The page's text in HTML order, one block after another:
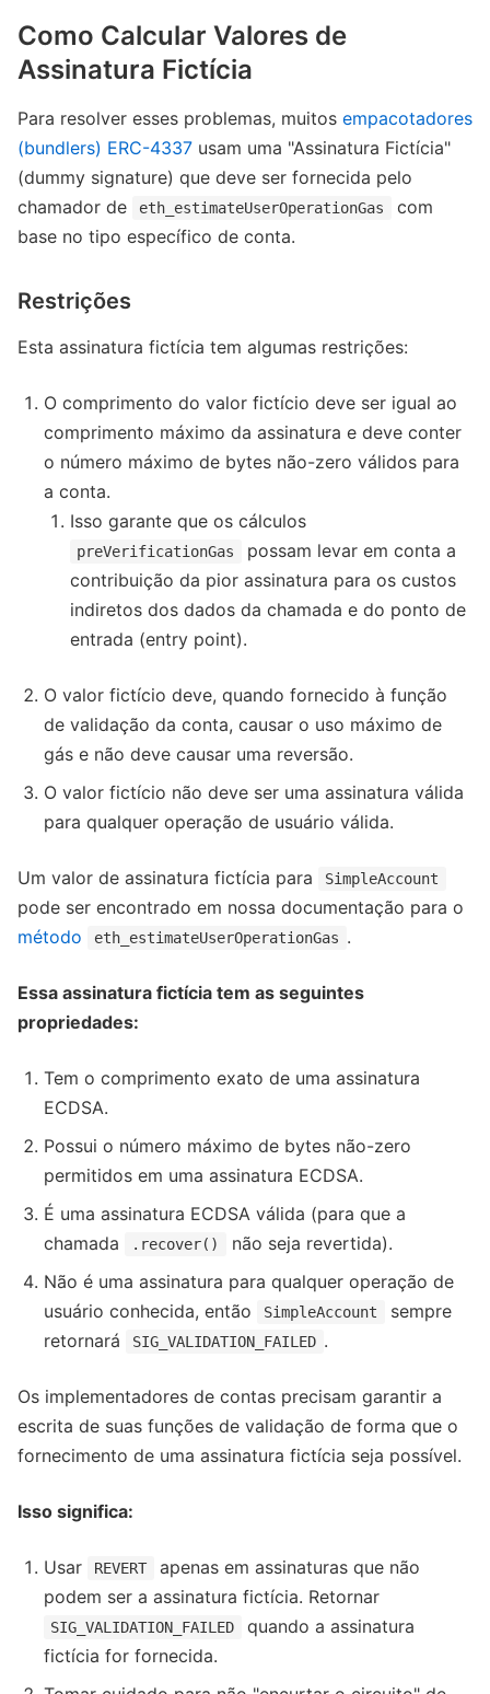
Como Calcular Valores de
Assinatura Fictícia
Para resolver esses problemas, muitos empacotadores
(bundlers) ERC-4337 usam uma "Assinatura Fictícia"
(dummy signature) que deve ser fornecida pelo
chamador de
eth_estimateUserOperationGas
com
base no tipo específico de conta.
Restrições
Esta assinatura fictícia tem algumas restrições:
O comprimento do valor fictício deve ser igual ao
comprimento máximo da assinatura e deve conter
o número máximo de bytes não-zero válidos para
a conta.
Isso garante que os cálculos
preVerificationGas
possam levar em conta a
contribuição da pior assinatura para os custos
indiretos dos dados da chamada e do ponto de
entrada (entry point).
O valor fictício deve, quando fornecido à função
de validação da conta, causar o uso máximo de
gás e não deve causar uma reversão.
O valor fictício não deve ser uma assinatura válida
para qualquer operação de usuário válida.
Um valor de assinatura fictícia para SimpleAccount
pode ser encontrado em nossa documentação para o
método
eth_estimateUserOperationGas .
Essa assinatura fictícia tem as seguintes
propriedades:
Tem o comprimento exato de uma assinatura
ECDSA.
Possui o número máximo de bytes não-zero
permitidos em uma assinatura ECDSA.
É uma assinatura ECDSA válida (para que a
chamada
.recover()
não seja revertida).
Não é uma assinatura para qualquer operação de
usuário conhecida, então
SimpleAccount
sempre
retornará
SIG_VALIDATION_FAILED .
Os implementadores de contas precisam garantir a
escrita de suas funções de validação de forma que o
fornecimento de uma assinatura fictícia seja possível.
Isso significa:
Usar REVERT
apenas em assinaturas que não
podem ser a assinatura fictícia. Retornar
SIG_VALIDATION_FAILED
quando a assinatura
fictícia for fornecida.